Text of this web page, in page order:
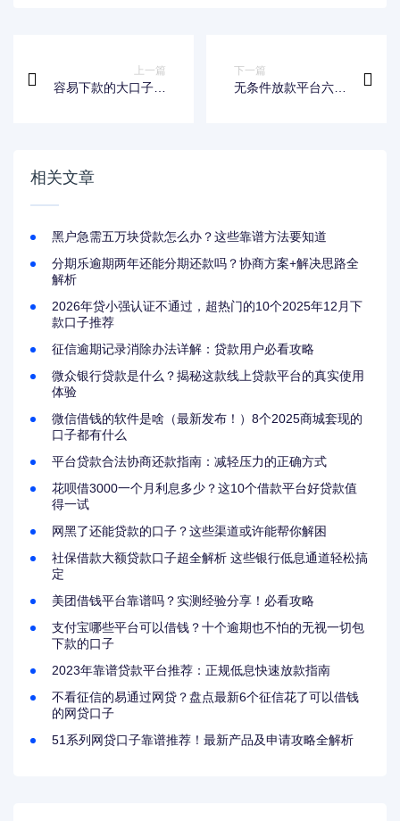
上一篇
容易下款的大口子推
下一篇
无条件放款平台六六
相关文章
黑户急需五万块贷款怎么办？这些靠谱方法要知道
分期乐逾期两年还能分期还款吗？协商方案+解决思路全
解析
2026年贷小强认证不通过，超热门的10个2025年12月下
款口子推荐
征信逾期记录消除办法详解：贷款用户必看攻略
微众银行贷款是什么？揭秘这款线上贷款平台的真实使用
体验
微信借钱的软件是啥（最新发布！）8个2025商城套现的
口子都有什么
平台贷款合法协商还款指南：减轻压力的正确方式
花呗借3000一个月利息多少？这10个借款平台好贷款值
得一试
网黑了还能贷款的口子？这些渠道或许能帮你解困
社保借款大额贷款口子超全解析 这些银行低息通道轻松搞
定
美团借钱平台靠谱吗？实测经验分享！必看攻略
支付宝哪些平台可以借钱？十个逾期也不怕的无视一切包
下款的口子
2023年靠谱贷款平台推荐：正规低息快速放款指南
不看征信的易通过网贷？盘点最新6个征信花了可以借钱
的网贷口子
51系列网贷口子靠谱推荐！最新产品及申请攻略全解析